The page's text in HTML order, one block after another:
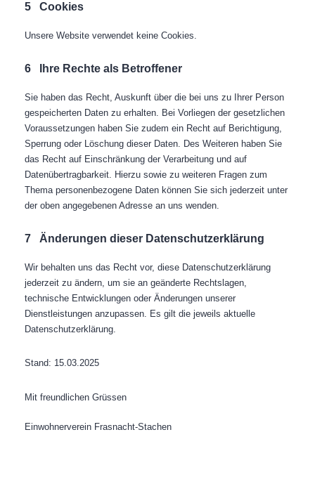
5 Cookies
Unsere Website verwendet keine Cookies.
6 Ihre Rechte als Betroffener
Sie haben das Recht, Auskunft über die bei uns zu Ihrer Person
gespeicherten Daten zu erhalten. Bei Vorliegen der gesetzlichen
Voraussetzungen haben Sie zudem ein Recht auf Berichtigung,
Sperrung oder Löschung dieser Daten. Des Weiteren haben Sie
das Recht auf Einschränkung der Verarbeitung und auf
Datenübertragbarkeit. Hierzu sowie zu weiteren Fragen zum
Thema personenbezogene Daten können Sie sich jederzeit unter
der oben angegebenen Adresse an uns wenden.
7 Änderungen dieser Datenschutzerklärung
Wir behalten uns das Recht vor, diese Datenschutzerklärung
jederzeit zu ändern, um sie an geänderte Rechtslagen,
technische Entwicklungen oder Änderungen unserer
Dienstleistungen anzupassen. Es gilt die jeweils aktuelle
Datenschutzerklärung.
Stand: 15.03.2025
Mit freundlichen Grüssen
Einwohnerverein Frasnacht-Stachen